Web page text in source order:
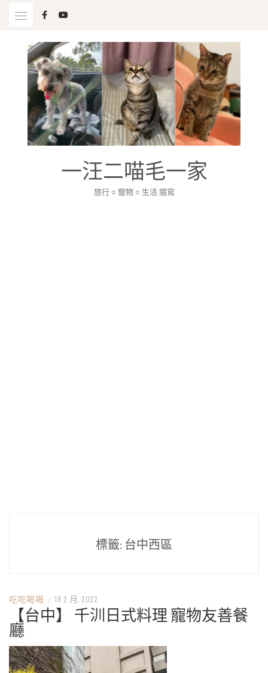
一汪二喵毛一家
旅行 ○ 寵物 ○ 生活 隨寫
標籤: 台中西區
吃吃喝喝 / 19 2 月, 2022
【台中】 千汌日式料理 寵物友善餐
廳